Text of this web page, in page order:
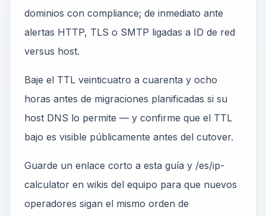
dominios con compliance; de inmediato ante
alertas HTTP, TLS o SMTP ligadas a ID de red
versus host.
Baje el TTL veinticuatro a cuarenta y ocho
horas antes de migraciones planificadas si su
host DNS lo permite — y confirme que el TTL
bajo es visible públicamente antes del cutover.
Guarde un enlace corto a esta guía y /es/ip-
calculator en wikis del equipo para que nuevos
operadores sigan el mismo orden de